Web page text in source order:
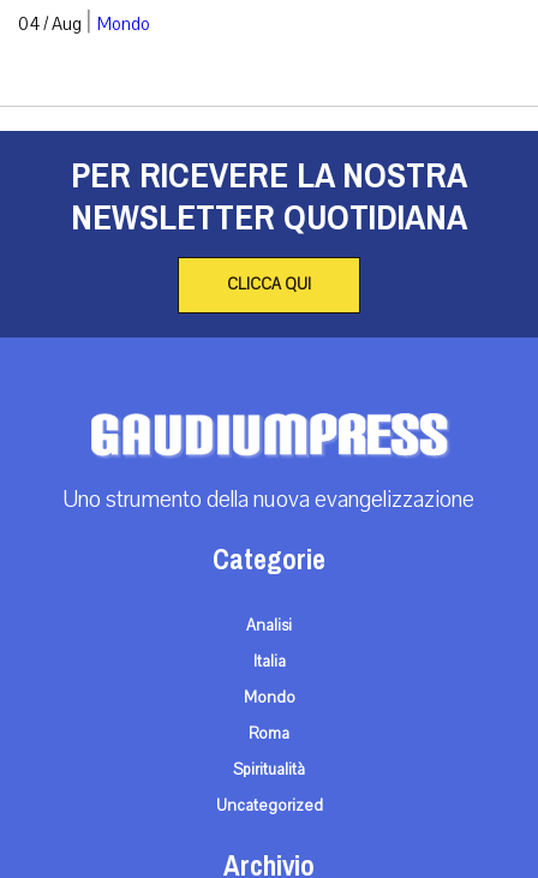
04 / Aug | Mondo
PER RICEVERE LA NOSTRA
NEWSLETTER QUOTIDIANA
CLICCA QUI
Uno strumento della nuova evangelizzazione
Categorie
Analisi
Italia
Mondo
Roma
Spiritualità
Uncategorized
Archivio